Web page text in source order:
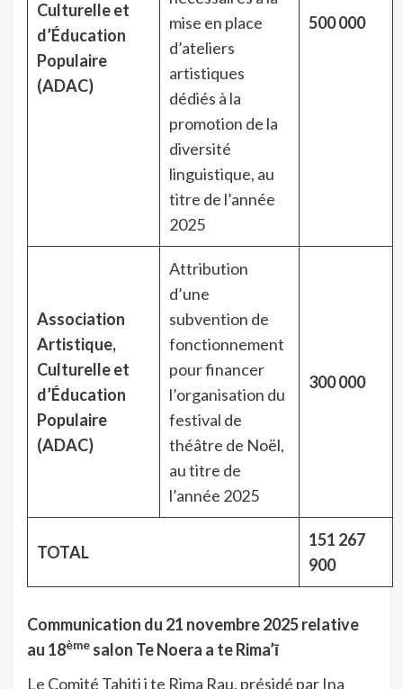
Culturelle et
d’Éducation
Populaire
(ADAC)
mise en place
d’ateliers
artistiques
dédiés à la
promotion de la
diversité
linguistique, au
titre de l’année
2025
500 000
Association
Artistique,
Culturelle et
d’Éducation
Populaire
(ADAC)
Attribution
d’une
subvention de
fonctionnement
pour financer
l’organisation du
festival de
théâtre de Noël,
au titre de
l’année 2025
300 000
TOTAL
151 267
900
Communication du 21 novembre 2025 relative
au 18ème salon Te Noera a te Rima’ī
Le Comité Tahiti i te Rima Rau, présidé par Ina